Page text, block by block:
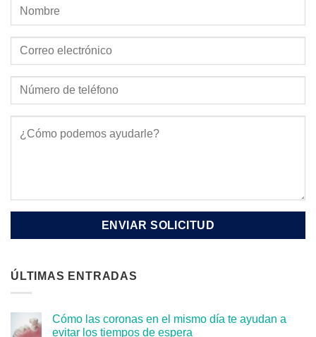
ÚLTIMAS ENTRADAS
Cómo las coronas en el mismo día te ayudan a
evitar los tiempos de espera